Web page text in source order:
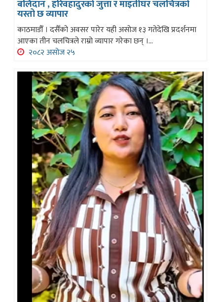
बलिदान , हरिवहादुरको जुत्ता र माइतीघर चलचित्रको
यस्तो छ व्यापार
काठमाडौँ । दसैँको अवसर पारेर यही असोज १३ गतेदेखि प्रदर्शनमा
आएका तीन चलचित्रले राम्रो व्यापार गरेका छन् ।...
२०८२ असोज २५